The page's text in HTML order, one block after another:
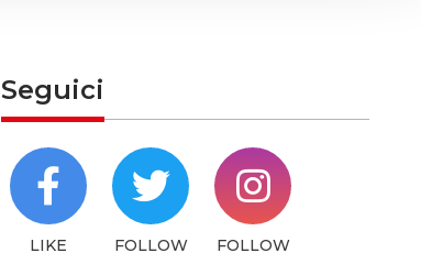
Seguici
LIKE FOLLOW FOLLOW